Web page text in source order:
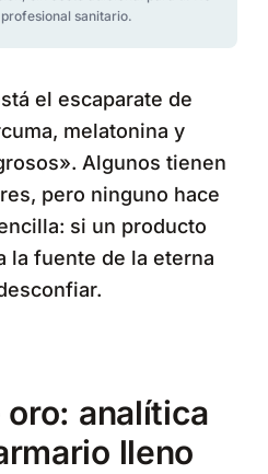
sanitario.
el escaparate de
melatonina y
Algunos tienen
pero ninguno hace
si un producto
la fuente de la eterna
oro: analítica
lleno